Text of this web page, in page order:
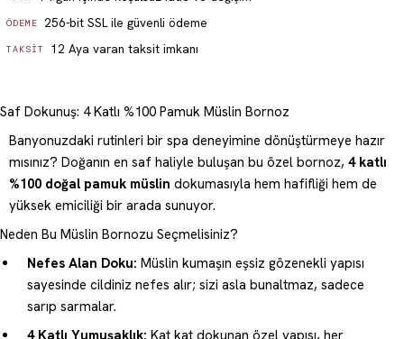
ÖDEME 256-bit SSL ile güvenli ödeme
TAKSIT 12 Aya varan taksit imkanı
Saf Dokunuş: 4 Katlı %100 Pamuk Müslin Bornoz
Banyonuzdaki rutinleri bir spa deneyimine dönüştürmeye hazır
mısınız? Doğanın en saf haliyle buluşan bu özel bornoz, 4 katlı
%100 doğal pamuk müslin dokumasıyla hem hafifliği hem de
yüksek emiciliği bir arada sunuyor.
Neden Bu Müslin Bornozu Seçmelisiniz?
Nefes Alan Doku: Müslin kumaşın eşsiz gözenekli yapısı
sayesinde cildiniz nefes alır; sizi asla bunaltmaz, sadece
sarıp sarmalar.
4 Katlı Yumuşaklık: Kat kat dokunan özel yapısı, her